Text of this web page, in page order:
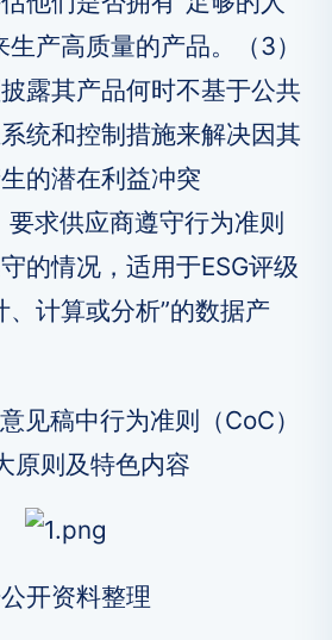
生产高质量的产品。（3）
露其产品何时不基于公共
统和控制措施来解决因其
的潜在利益冲突
要求供应商遵守行为准则
的情况，适用于ESG评级
、计算或分析”的数据产
见稿中行为准则（CoC）
原则及特色内容
开资料整理